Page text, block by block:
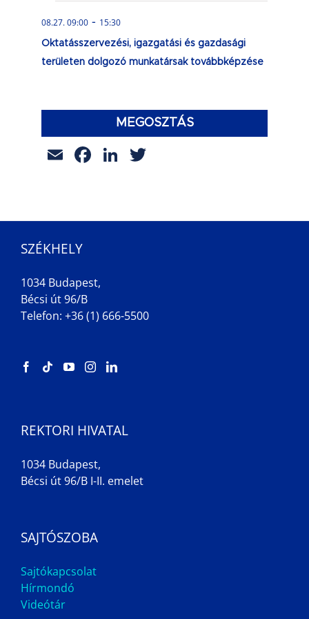
08.27. 09:00 - 15:30
Oktatásszervezési, igazgatási és gazdasági
területen dolgozó munkatársak továbbképzése
MEGOSZTÁS
EmailFacebook
LinkedIn
SZÉKHELY
1034 Budapest,
Bécsi út 96/B
Telefon: +36 (1) 666-5500
REKTORI HIVATAL
1034 Budapest,
Bécsi út 96/B I-II. emelet
SAJTÓSZOBA
Sajtókapcsolat
Hírmondó
Videótár